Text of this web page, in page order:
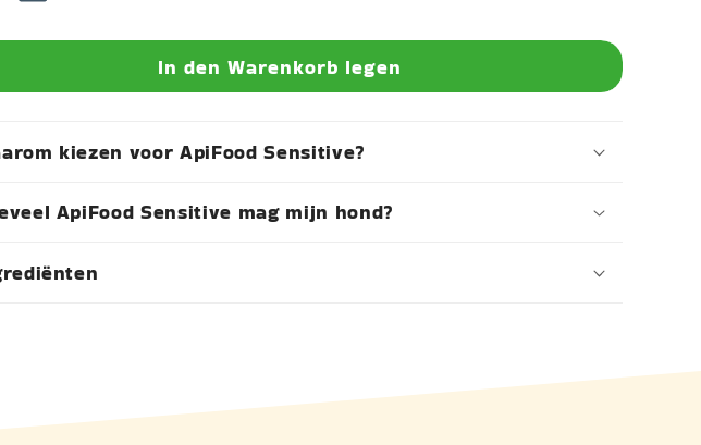
In den Warenkorb legen
kiezen voor ApiFood Sensitive?
ApiFood Sensitive mag mijn hond?